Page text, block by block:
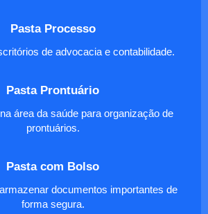
Pasta Processo
de advocacia e contabilidade.
Pasta Prontuário
área da saúde para organização de
prontuários.
Pasta com Bolso
documentos importantes de
forma segura.